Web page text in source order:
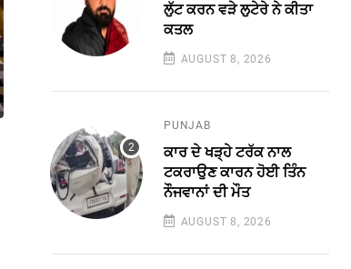
ਲੁੱਟ ਕਰਨ ਵੜੇ ਲੁਟੇਰੇ ਨੇ ਕੀਤਾ
ਕਤਲ
AUGUST 8, 2026
PUNJAB
ਕਾਰ ਦੇ ਖੜ੍ਹੇ ਟਰੱਕ ਨਾਲ
ਟਕਰਾਉਣ ਕਾਰਨ ਹੋਈ ਤਿੰਨ
ਨੌਜਵਾਨਾਂ ਦੀ ਮੌਤ
AUGUST 8, 2026